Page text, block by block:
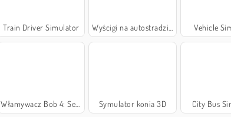
Train Driver Simulator Wyścigi na autostradzie 3D Vehicle
Włamywacz Bob 4: Sezon 2 Rosja Symulator konia 3D City Bus